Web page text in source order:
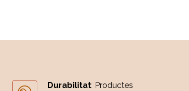
Durabilitat: Productes